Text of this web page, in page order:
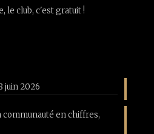
le club, c'est gratuit !
juin 2026
communauté en chiffres,